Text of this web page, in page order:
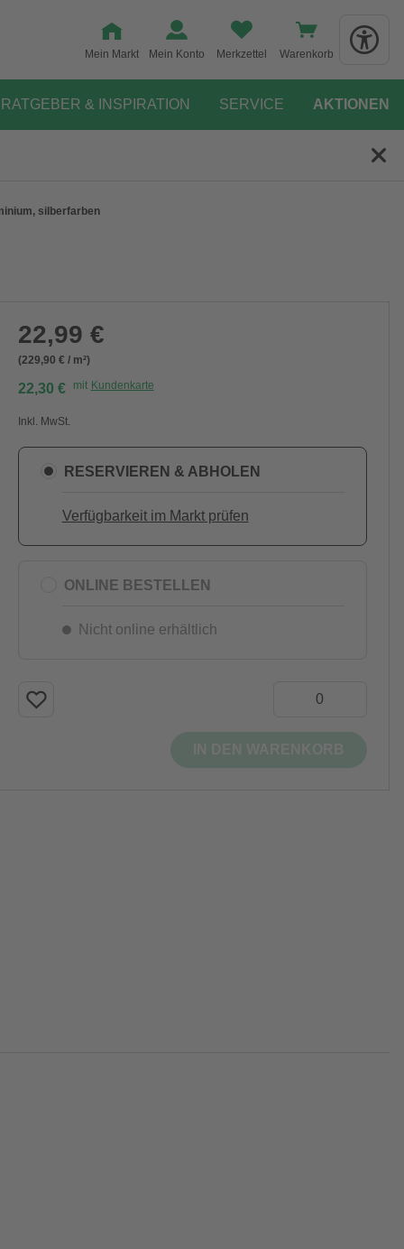
Mein Markt Mein Konto Merkzettel Warenkorb
RATGEBER & INSPIRATION SERVICE AKTIONEN
silberfarben
22,99 €
(229,90 € / m²)
22,30 € mit Kundenkarte
Inkl. MwSt.
RESERVIEREN & ABHOLEN
Verfügbarkeit im Markt prüfen
ONLINE BESTELLEN
Nicht online erhältlich